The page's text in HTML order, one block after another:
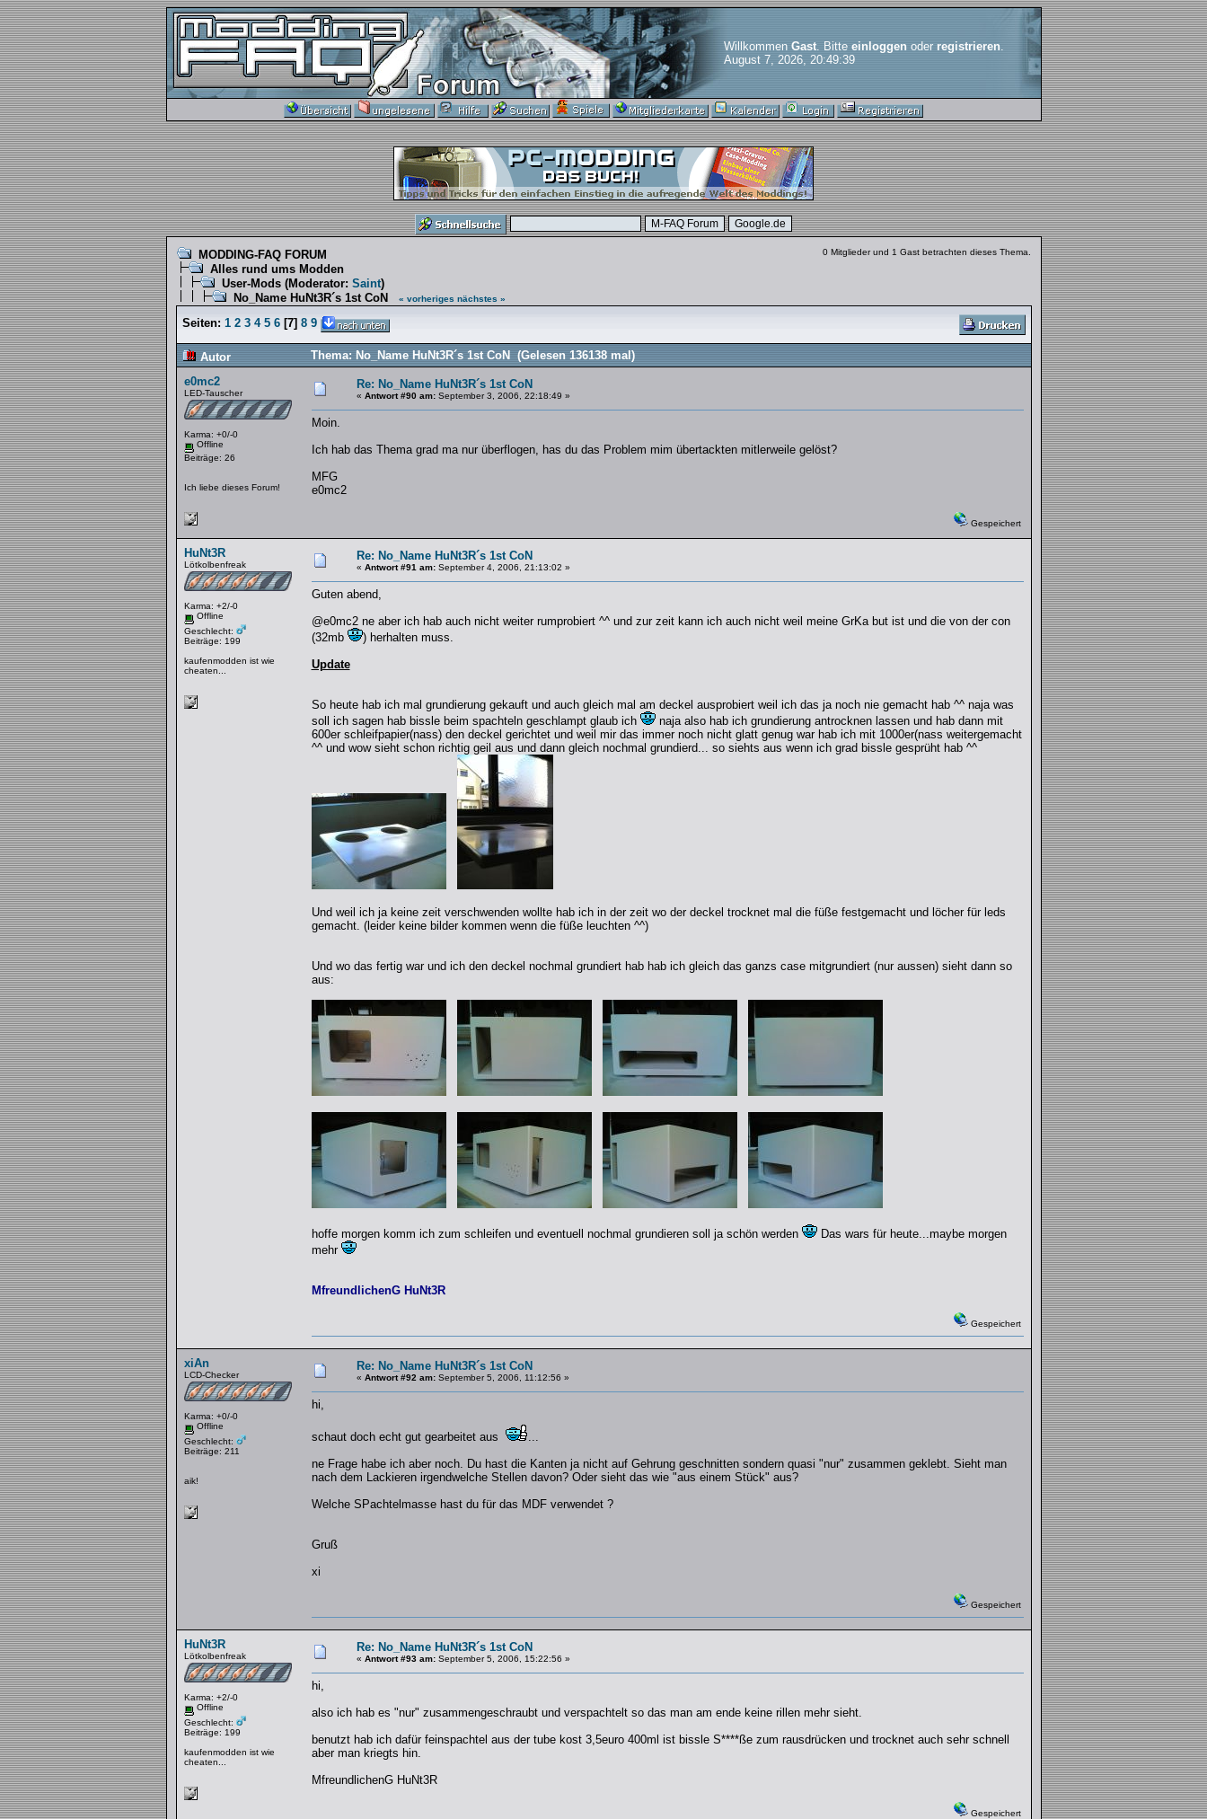
Willkommen Gast. Bitte einloggenoder registrieren.
August 7, 2026, 20:49:39
MODDING-FAQ FORUM
Alles rund ums Modden
User-Mods(Moderator: Saint)
No_Name HuNt3R´s 1st CoN
« vorheriges nächstes »
0 Mitglieder und 1 Gast betrachten dieses Thema.
Seiten: 1 2 3 4 5 6[7] 8 9
Autor
Thema: No_Name HuNt3R´s 1st CoN (Gelesen 136138 mal)
e0mc2
LED-Tauscher
Karma: +0/-0
Offline
Beiträge: 26
Ich liebe dieses Forum!
Re: No_Name HuNt3R´s 1st CoN
« Antwort #90 am:September 3, 2006, 22:18:49 »
Moin.
Ich hab das Thema grad ma nur überflogen, has du das Problem mim übertackten mitlerweile gelöst?
MFG
e0mc2
Gespeichert
HuNt3R
Lötkolbenfreak
Karma: +2/-0
Offline
Geschlecht:
Beiträge: 199
kaufenmodden ist wie
cheaten...
Re: No_Name HuNt3R´s 1st CoN
« Antwort #91 am:September 4, 2006, 21:13:02 »
Guten abend,
@e0mc2 ne aber ich hab auch nicht weiter rumprobiert ^^ und zur zeit kann ich auch nicht weil meine GrKa but ist und die von der con
(32mb
) herhalten muss.
Update
So heute hab ich mal grundierung gekauft und auch gleich mal am deckel ausprobiert weil ich das ja noch nie gemacht hab ^^ naja was
soll ich sagen hab bissle beim spachteln geschlampt glaub ich
naja also hab ich grundierung antrocknen lassen und hab dann mit
600er schleifpapier(nass) den deckel gerichtet und weil mir das immer noch nicht glatt genug war hab ich mit 1000er(nass weitergemacht
^^ und wow sieht schon richtig geil aus und dann gleich nochmal grundierd... so siehts aus wenn ich grad bissle gesprüht hab ^^
Und weil ich ja keine zeit verschwenden wollte hab ich in der zeit wo der deckel trocknet mal die füße festgemacht und löcher für leds
gemacht. (leider keine bilder kommen wenn die füße leuchten ^^)
Und wo das fertig war und ich den deckel nochmal grundiert hab hab ich gleich das ganzs case mitgrundiert (nur aussen) sieht dann so
aus:
hoffe morgen komm ich zum schleifen und eventuell nochmal grundieren soll ja schön werden
Das wars für heute...maybe morgen
mehr
MfreundlichenG HuNt3R
Gespeichert
xiAn
LCD-Checker
Karma: +0/-0
Offline
Geschlecht:
Beiträge: 211
aik!
Re: No_Name HuNt3R´s 1st CoN
« Antwort #92 am:September 5, 2006, 11:12:56 »
hi,
schaut doch echt gut gearbeitet aus
...
ne Frage habe ich aber noch. Du hast die Kanten ja nicht auf Gehrung geschnitten sondern quasi "nur" zusammen geklebt. Sieht man
nach dem Lackieren irgendwelche Stellen davon? Oder sieht das wie "aus einem Stück" aus?
Welche SPachtelmasse hast du für das MDF verwendet ?
Gruß
xi
Gespeichert
HuNt3R
Lötkolbenfreak
Karma: +2/-0
Offline
Geschlecht:
Beiträge: 199
kaufenmodden ist wie
cheaten...
Re: No_Name HuNt3R´s 1st CoN
« Antwort #93 am:September 5, 2006, 15:22:56 »
hi,
also ich hab es "nur" zusammengeschraubt und verspachtelt so das man am ende keine rillen mehr sieht.
benutzt hab ich dafür feinspachtel aus der tube kost 3,5euro 400ml ist bissle S****ße zum rausdrücken und trocknet auch sehr schnell
aber man kriegts hin.
MfreundlichenG HuNt3R
Gespeichert